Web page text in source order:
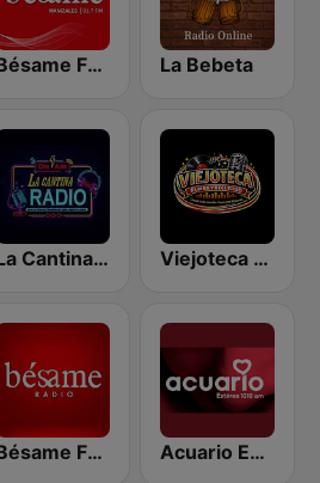
Bésame FM Manizales La Bebeta
La Cantina Radio Viejoteca Rumba y Recuerdo.
Bésame FM Bogotá Acuario Estereo